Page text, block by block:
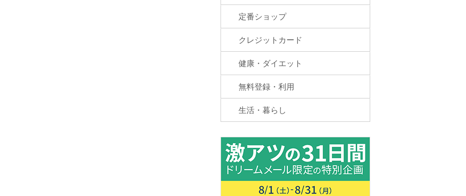
定番ショップ
クレジットカード
健康・ダイエット
無料登録・利用
生活・暮らし